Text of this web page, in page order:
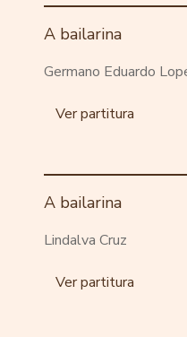
A bailarina
Germano Eduardo
Ver partitura
A bailarina
Lindalva Cruz
Ver partitura